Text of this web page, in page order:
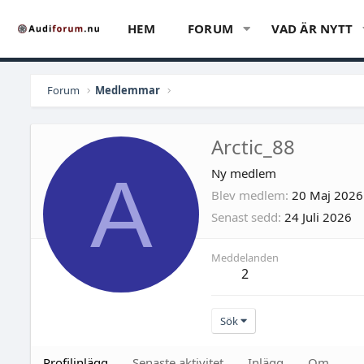
HEM FORUM VAD ÄR NYTT
Forum Medlemmar
A
Arctic_88
Ny medlem
Blev medlem 20 Maj 2026
Senast sedd 24 Juli 2026
Meddelanden
2
Sök